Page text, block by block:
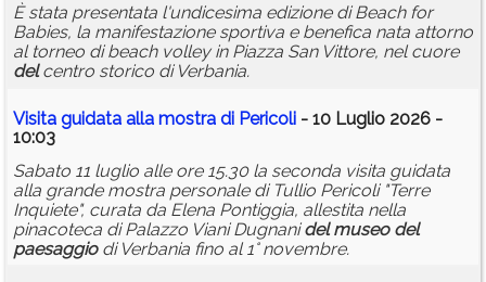
È stata presentata l'undicesima edizione di Beach for
Babies, la manifestazione sportiva e benefica nata attorno
al torneo di beach volley in Piazza San Vittore, nel cuore
delcentro storico di Verbania.
Visita guidata alla mostra di Pericoli - 10 Luglio 2026 -
10:03
Sabato 11 luglio alle ore 15.30 la seconda visita guidata
alla grande mostra personale di Tullio Pericoli "Terre
Inquiete", curata da Elena Pontiggia, allestita nella
pinacoteca di Palazzo Viani Dugnanidel museo del
paesaggiodi Verbania fino al 1° novembre.